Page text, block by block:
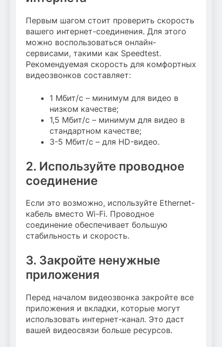
Первым шагом стоит проверить скорость
вашего интернет-соединения. Для этого
можно воспользоваться онлайн-
сервисами, такими как Speedtest.
Рекомендуемая скорость для комфортных
видеозвонков составляет:
1 Мбит/с – минимум для видео в
низком качестве;
1,5 Мбит/с – минимум для видео в
стандартном качестве;
3-5 Мбит/с – для HD-видео.
2. Используйте проводное
соединение
Если это возможно, используйте Ethernet-
кабель вместо Wi-Fi. Проводное
соединение обеспечивает большую
стабильность и скорость.
3. Закройте ненужные
приложения
Перед началом видеозвонка закройте все
приложения и вкладки, которые могут
использовать интернет-канал. Это даст
вашей видеосвязи больше ресурсов.